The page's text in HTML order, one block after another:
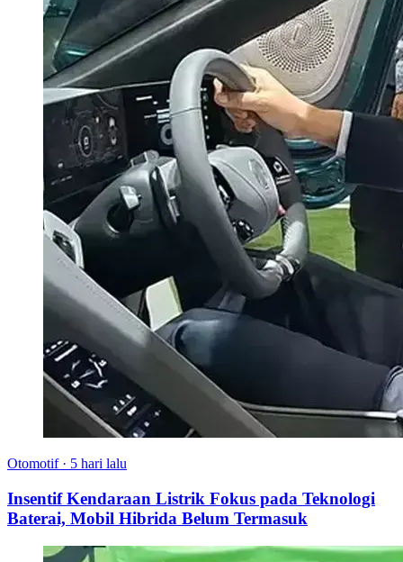
Otomotif · 5 hari lalu
Insentif Kendaraan Listrik Fokus pada Teknologi
Baterai, Mobil Hibrida Belum Termasuk